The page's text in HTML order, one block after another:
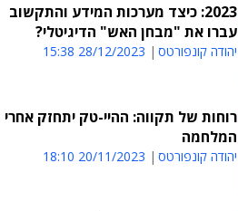
2023: כיצד מערכות המידע והתקשוב
עברו את "מבחן האש" הדיגיטלי?
יהודה קונפורטס 28/12/2023 15:38
רוחות של תקווה: ההיי-טק יתחזק אחרי
המלחמה
יהודה קונפורטס 20/11/2023 18:10